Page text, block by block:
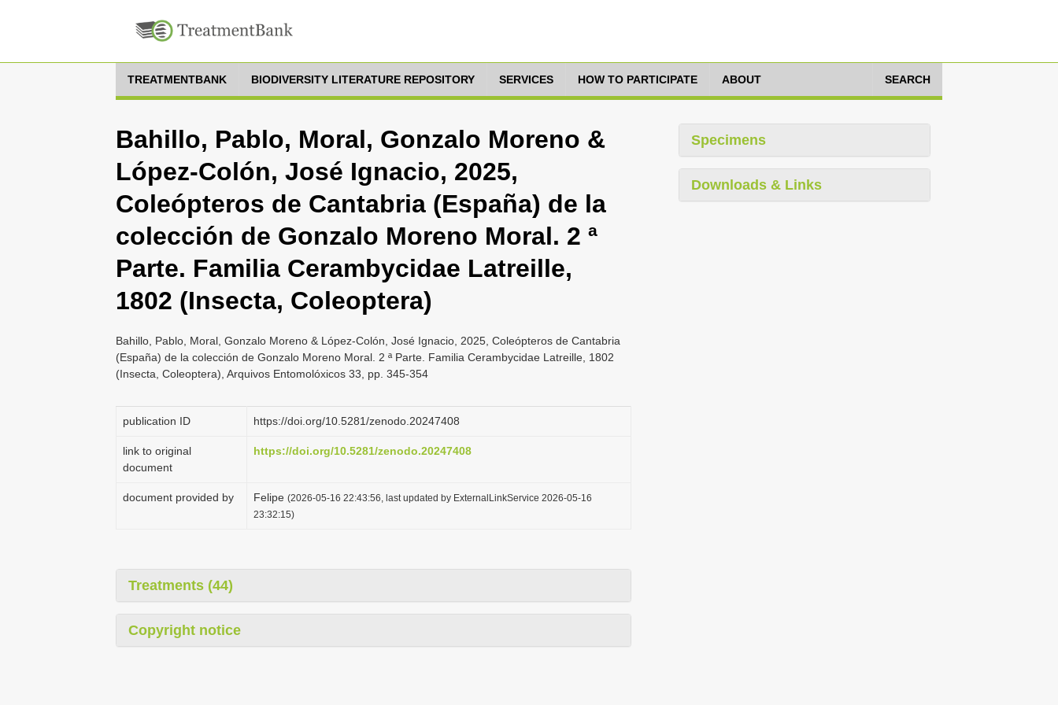
TREATMENTBANK BIODIVERSITY LITERATURE REPOSITORY SERVICES HOW TO PARTICIPATE ABOUT SEARCH
Bahillo, Pablo, Moral, Gonzalo Moreno &
López-Colón, José Ignacio, 2025,
Coleópteros de Cantabria (España) de la
colección de Gonzalo Moreno Moral. 2 ª
Parte. Familia Cerambycidae Latreille,
1802 (Insecta, Coleoptera)
Bahillo, Pablo, Moral, Gonzalo Moreno & López-Colón, José Ignacio, 2025, Coleópteros de Cantabria
(España) de la colección de Gonzalo Moreno Moral. 2 ª Parte. Familia Cerambycidae Latreille, 1802
(Insecta, Coleoptera), Arquivos Entomolóxicos 33, pp. 345-354
publication ID https://doi.org/10.5281/zenodo.20247408
link to original
document
https://doi.org/10.5281/zenodo.20247408
document provided by Felipe (2026-05-16 22:43:56, last updated by ExternalLinkService 2026-05-16
23:32:15)
Treatments (44)
Copyright notice
Specimens
Downloads & Links